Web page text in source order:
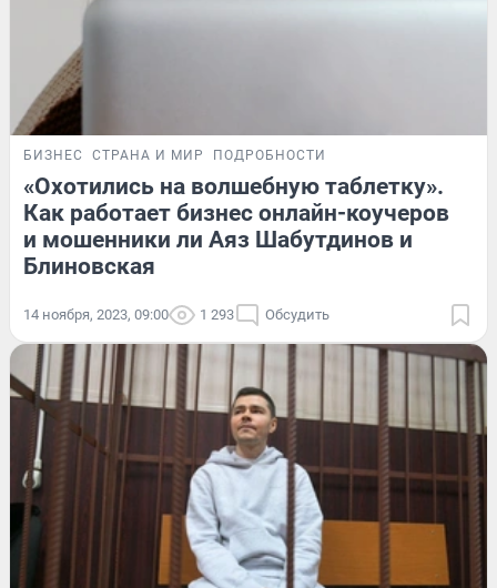
БИЗНЕС СТРАНА И МИР ПОДРОБНОСТИ
«Охотились на волшебную таблетку».
Как работает бизнес онлайн-коучеров
и мошенники ли Аяз Шабутдинов и
Блиновская
14 ноября, 2023, 09:00 1 293 Обсудить